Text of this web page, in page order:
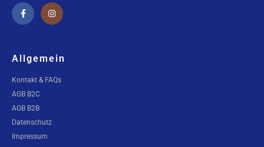
Allgemein
Kontakt & FAQs
AGB B2C
AGB B2B
Datenschutz
Impressum